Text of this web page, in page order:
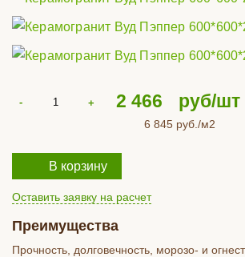
2 466 руб/шт
6 845руб./м2
В корзину
Оставить заявку на расчет
Преимущества
Прочность, долговечность, морозо- и